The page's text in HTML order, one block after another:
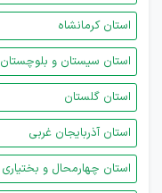
استان کرمانشاه
استان سیستان و بلوچستان
استان گلستان
استان آذربایجان غربی
استان چهارمحال و بختیاری